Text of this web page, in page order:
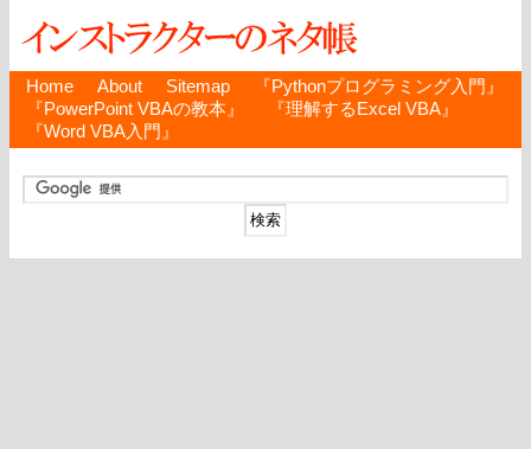
Home About Sitemap
『Pythonプログラミング入門』
『PowerPoint VBAの教本』
『理解するExcel VBA』
『Word VBA入門』